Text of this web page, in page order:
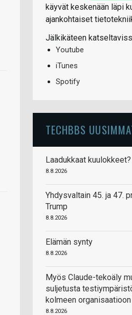
käyvät keskenään läpi
ajankohtaiset
Jälkikäteen
Youtube
iTunes
Spotify
TECHBBS
Laadukkaat kuulokkeet?
8.8.2026
Yhdysvaltain 45. ja 47.
Trump
8.8.2026
Elämän synty
8.8.2026
Myös Claude-tekoäly
suljetusta
kolmeen organisaatioon
8.8.2026